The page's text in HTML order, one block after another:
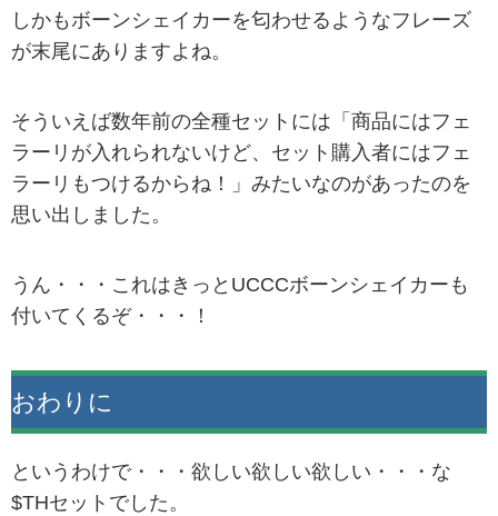
しかもボーンシェイカーを匂わせるようなフレーズ
が末尾にありますよね。
そういえば数年前の全種セットには「商品にはフェ
ラーリが入れられないけど、セット購入者にはフェ
ラーリもつけるからね！」みたいなのがあったのを
思い出しました。
うん・・・これはきっとUCCCボーンシェイカーも
付いてくるぞ・・・！
おわりに
というわけで・・・欲しい欲しい欲しい・・・な
$THセットでした。